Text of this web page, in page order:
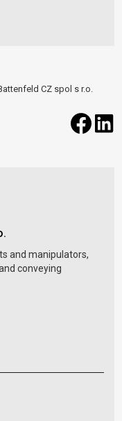
CZ spol s r.o.
and manipulators,
conveying